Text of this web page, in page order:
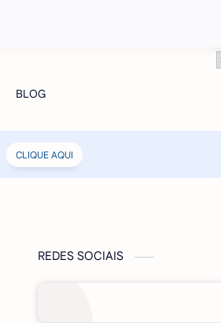
CLIQUE AQUI
REDES SOCIAIS